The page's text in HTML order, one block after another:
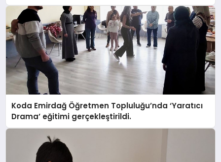
Koda Emirdağ Öğretmen Topluluğu’nda ‘Yaratıcı
Drama’ eğitimi gerçekleştirildi.